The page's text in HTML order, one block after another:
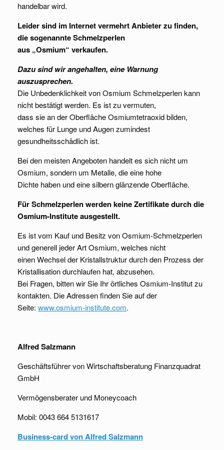
handelbar wird.
Leider sind im Internet vermehrt Anbieter zu finden,
die sogenannte Schmelzperlen
aus „Osmium“ verkaufen.
Dazu sind wir angehalten, eine Warnung
auszusprechen.
Die Unbedenklichkeit von Osmium Schmelzperlen kann
nicht bestätigt werden. Es ist zu vermuten,
dass sie an der Oberfläche Osmiumtetraoxid bilden,
welches für Lunge und Augen zumindest
gesundheitsschädlich ist.
Bei den meisten Angeboten handelt es sich nicht um
Osmium, sondern um Metalle, die eine hohe
Dichte haben und eine silbern glänzende Oberfläche.
Für Schmelzperlen werden keine Zertifikate durch die
Osmium-Institute ausgestellt.
Es ist vom Kauf und Besitz von Osmium-Schmelzperlen
und generell jeder Art Osmium, welches nicht
einen Wechsel der Kristallstruktur durch den Prozess der
Kristallisation durchlaufen hat, abzusehen.
Bei Fragen, bitten wir Sie Ihr örtliches Osmium-Institut zu
kontakten. Die Adressen finden Sie auf der
Seite: www.osmium-institute.com.
Alfred Salzmann
Geschäftsführer von Wirtschaftsberatung Finanzquadrat
GmbH
Vermögensberater und Moneycoach
Mobil: 0043 664 5131617
Business-card von Alfred Salzmann